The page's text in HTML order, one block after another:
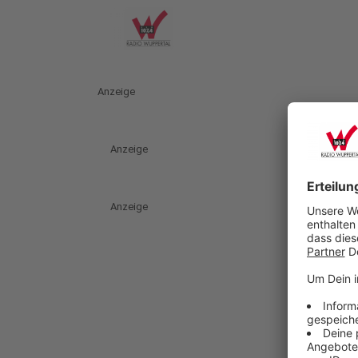
Anzeige
Anzeige
Anzeige